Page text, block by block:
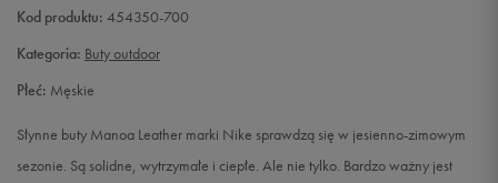
43 27,5 cm
44,5 28,5 cm Powiadom o dostępności
Kod produktu: 454350-700
Kategoria: Buty outdoor
Płeć: Męskie
Słynne buty Manoa Leather marki Nike sprawdzą się w jesienno-zimowym
sezonie. Są solidne, wytrzymałe i ciepłe. Ale nie tylko. Bardzo ważny jest